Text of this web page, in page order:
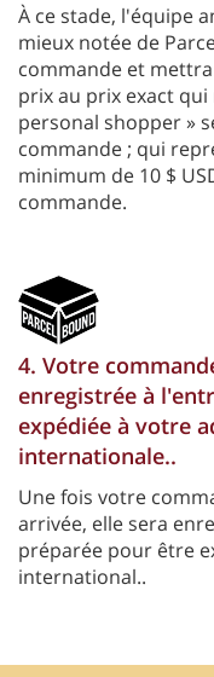
À ce stade, l'équipe
mieux notée de
commande et
prix au prix exact
personal shopper »
commande ; qui
minimum de 10 $
commande.
4. Votre
enregistrée à
expédiée à votre
internationale..
Une fois votre
arrivée, elle sera
préparée pour être
international..